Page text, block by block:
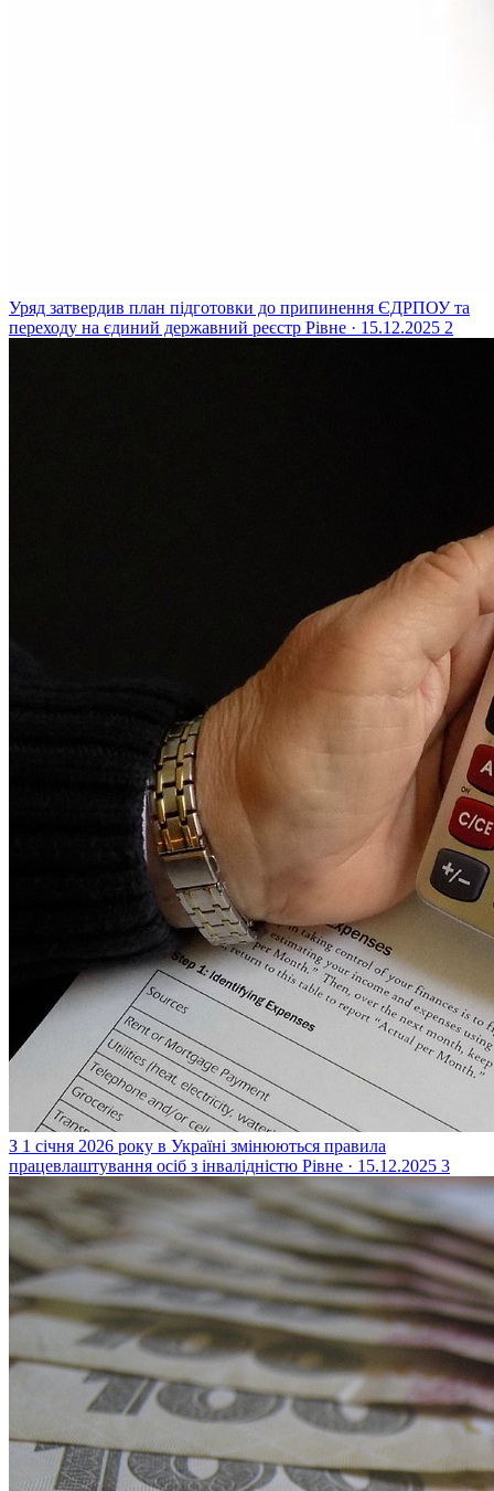
Уряд затвердив план підготовки до припинення ЄДРПОУ та
переходу на єдиний державний реєстр Рівне · 15.12.2025 2
З 1 січня 2026 року в Україні змінюються правила
працевлаштування осіб з інвалідністю Рівне · 15.12.2025 3